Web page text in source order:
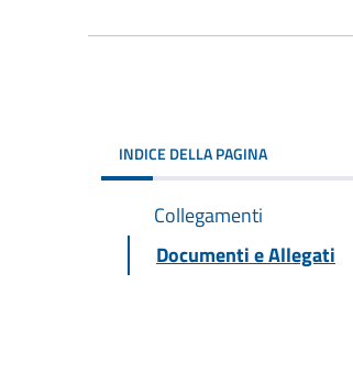
INDICE DELLA PAGINA
Collegamenti
Documenti e Allegati